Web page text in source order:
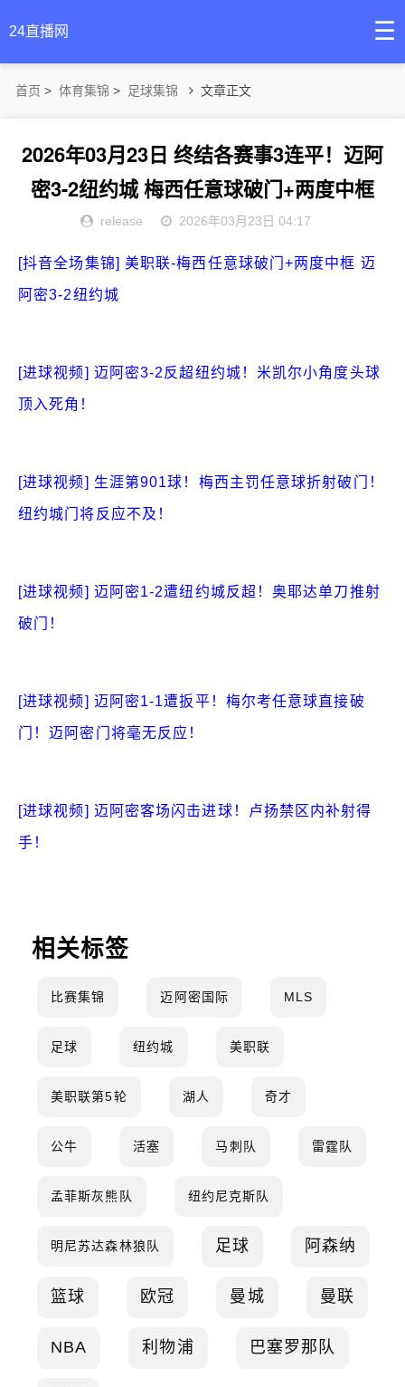
24直播网 ☰
首页 > 体育集锦 > 足球集锦 文章正文
2026年03月23日 终结各赛事3连平！迈阿
密3-2纽约城 梅西任意球破门+两度中框
release 2026年03月23日 04:17
[抖音全场集锦] 美职联-梅西任意球破门+两度中框 迈
阿密3-2纽约城
[进球视频] 迈阿密3-2反超纽约城！米凯尔小角度头球
顶入死角！
[进球视频] 生涯第901球！梅西主罚任意球折射破门！
纽约城门将反应不及！
[进球视频] 迈阿密1-2遭纽约城反超！奥耶达单刀推射
破门！
[进球视频] 迈阿密1-1遭扳平！梅尔考任意球直接破
门！迈阿密门将毫无反应！
[进球视频] 迈阿密客场闪击进球！卢扬禁区内补射得
手！
相关标签
比赛集锦 迈阿密国际 MLS
足球 纽约城 美职联
美职联第5轮 湖人 奇才
公牛 活塞 马刺队 雷霆队
孟菲斯灰熊队 纽约尼克斯队
明尼苏达森林狼队 足球 阿森纳
篮球 欧冠 曼城 曼联
NBA 利物浦 巴塞罗那队